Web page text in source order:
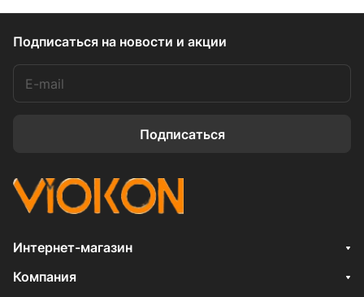
Подписаться на новости и акции
Подписаться
Интернет-магазин
Компания